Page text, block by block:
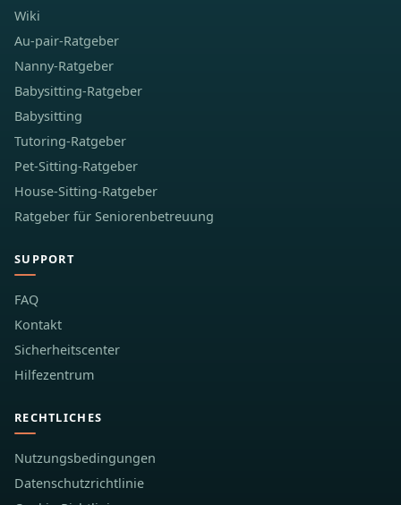
Wiki
Au-pair-Ratgeber
Nanny-Ratgeber
Babysitting-Ratgeber
Babysitting
Tutoring-Ratgeber
Pet-Sitting-Ratgeber
House-Sitting-Ratgeber
Ratgeber für Seniorenbetreuung
SUPPORT
FAQ
Kontakt
Sicherheitscenter
Hilfezentrum
RECHTLICHES
Nutzungsbedingungen
Datenschutzrichtlinie